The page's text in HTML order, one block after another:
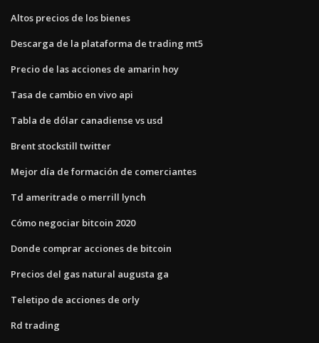
Altos precios de los bienes
Descarga de la plataforma de trading mt5
Precio de las acciones de amarin hoy
Tasa de cambio en vivo api
Tabla de dólar canadiense vs usd
Brent stockstill twitter
Mejor día de formación de comerciantes
Td ameritrade o merrill lynch
Cómo negociar bitcoin 2020
Donde comprar acciones de bitcoin
Precios del gas natural augusta ga
Teletipo de acciones de orly
Rd trading